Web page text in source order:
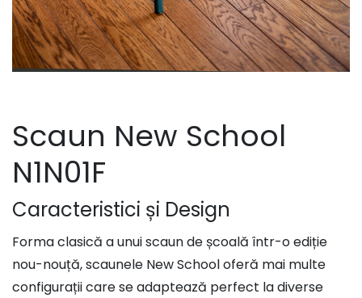
Scaun New School
N1N01F
Caracteristici și Design
Forma clasică a unui scaun de școală într-o ediție
nou-nouță, scaunele New School oferă mai multe
configurații care se adaptează perfect la diverse